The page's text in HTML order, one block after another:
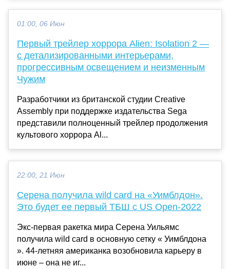
01:00, 06 Июн
Первый трейлер хоррора Alien: Isolation 2 —
с детализированными интерьерами,
прогрессивным освещением и неизменным
Чужим
Разработчики из британской студии Creative
Assembly при поддержке издательства Sega
представили полноценный трейлер продолжения
культового хоррора Al...
22:00, 21 Июн
Серена получила wild card на «Уимблдон».
Это будет ее первый ТБШ с US Open-2022
Экс-первая ракетка мира Серена Уильямс
получила wild card в основную сетку « Уимблдона
». 44-летняя американка возобновила карьеру в
июне – она не иг...